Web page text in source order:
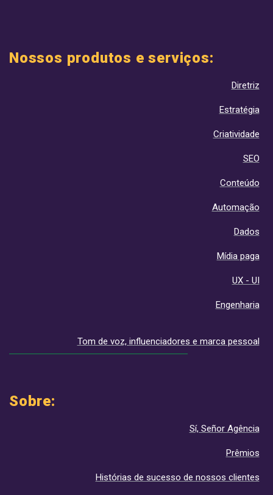
Nossos produtos e serviços:
Diretriz
Estratégia
Criatividade
SEO
Conteúdo
Automação
Dados
Mídia paga
UX - UI
Engenharia
Tom de voz, influenciadores e marca pessoal
Sobre:
Sí, Señor Agência
Prêmios
Histórias de sucesso de nossos clientes